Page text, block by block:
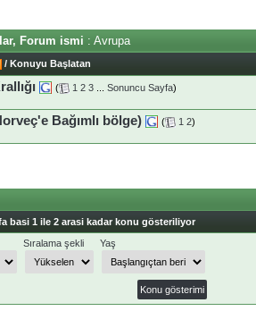
Forum ismi : Avrupa
/ Konuyu Başlatan
( 1 2 3 Sonuncu Sayfa)
Bağımlı bölge) ( 1 2)
basi 1 ile 2 arasi kadar konu gösteriliyor
Sıralama şekli Yaş